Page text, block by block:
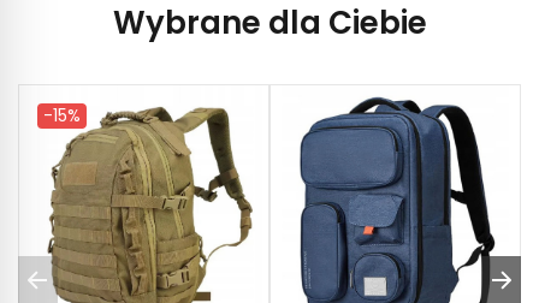
Wybrane dla Ciebie
-15%